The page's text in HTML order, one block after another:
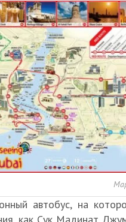
автобус, на